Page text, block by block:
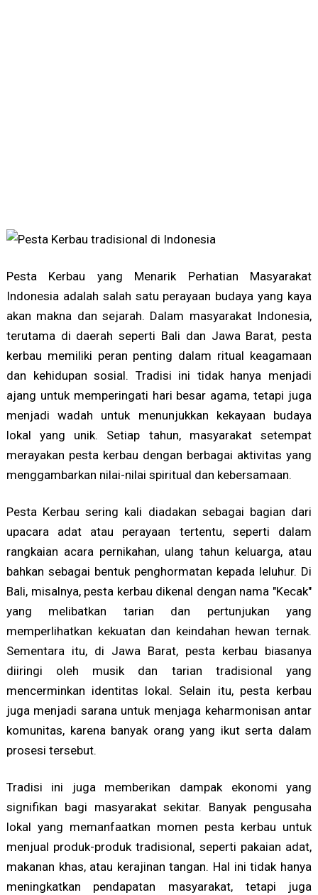
Pesta Kerbau yang Menarik Perhatian Masyarakat
Indonesia adalah salah satu perayaan budaya yang kaya
akan makna dan sejarah. Dalam masyarakat Indonesia,
terutama di daerah seperti Bali dan Jawa Barat, pesta
kerbau memiliki peran penting dalam ritual keagamaan
dan kehidupan sosial. Tradisi ini tidak hanya menjadi
ajang untuk memperingati hari besar agama, tetapi juga
menjadi wadah untuk menunjukkan kekayaan budaya
lokal yang unik. Setiap tahun, masyarakat setempat
merayakan pesta kerbau dengan berbagai aktivitas yang
menggambarkan nilai-nilai spiritual dan kebersamaan.
Pesta Kerbau sering kali diadakan sebagai bagian dari
upacara adat atau perayaan tertentu, seperti dalam
rangkaian acara pernikahan, ulang tahun keluarga, atau
bahkan sebagai bentuk penghormatan kepada leluhur. Di
Bali, misalnya, pesta kerbau dikenal dengan nama "Kecak"
yang melibatkan tarian dan pertunjukan yang
memperlihatkan kekuatan dan keindahan hewan ternak.
Sementara itu, di Jawa Barat, pesta kerbau biasanya
diiringi oleh musik dan tarian tradisional yang
mencerminkan identitas lokal. Selain itu, pesta kerbau
juga menjadi sarana untuk menjaga keharmonisan antar
komunitas, karena banyak orang yang ikut serta dalam
prosesi tersebut.
Tradisi ini juga memberikan dampak ekonomi yang
signifikan bagi masyarakat sekitar. Banyak pengusaha
lokal yang memanfaatkan momen pesta kerbau untuk
menjual produk-produk tradisional, seperti pakaian adat,
makanan khas, atau kerajinan tangan. Hal ini tidak hanya
meningkatkan pendapatan masyarakat, tetapi juga